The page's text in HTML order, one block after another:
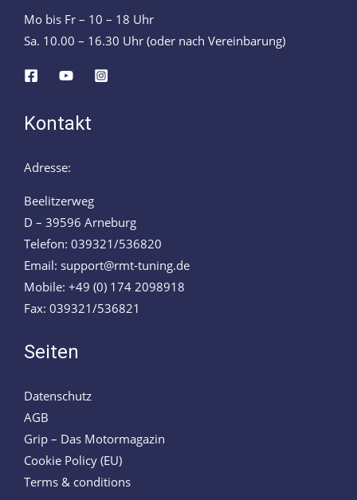
Mo bis Fr – 10 – 18 Uhr
Sa. 10.00 – 16.30 Uhr (oder nach Vereinbarung)
Kontakt
Adresse:
Beelitzerweg
D – 39596 Arneburg
Telefon: 039321/536820
Email: support@rmt-tuning.de
Mobile: +49 (0) 174 2098918
Fax: 039321/536821
Seiten
Datenschutz
AGB
Grip – Das Motormagazin
Cookie Policy (EU)
Terms & conditions